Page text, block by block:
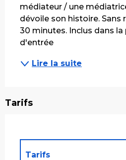
médiateur / une
dévoile son histoire. Sans
30 minutes. Inclus dans
d'entrée
Lire la suite
Tarifs
Tarifs